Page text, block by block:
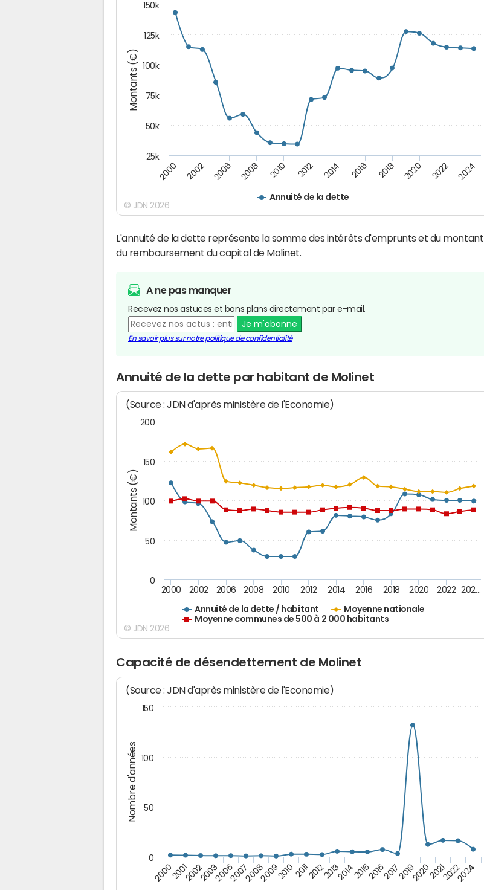
Montants (€)
Annuité de la dette
2000 2002 2006 2008 2010 2012 2014 2016 2018 2020 2022 2024
25k
50k
75k
100k
125k
150k
© JDN 2026
L'annuité de la dette représente la somme des intérêts d'emprunts et du montant
du remboursement du capital de Molinet.
A ne pas manquer
Recevez nos astuces et bons plans directement par e-mail.
Je m'abonne
En savoir plus sur notre politique de confidentialité
Annuité de la dette par habitant de Molinet
Montants (€)
(Source : JDN d'après ministère de l'Economie)
Annuité de la dette / habitant
Moyenne nationale
Moyenne communes de 500 à 2 000 habitants
2000 2002 2006 2008 2010 2012 2014 2016 2018 2020 2022 202…
0
50
100
150
200
© JDN 2026
Capacité de désendettement de Molinet
Nombre d'années
(Source : JDN d'après ministère de l'Economie)
200020012002200320062007200820092010201120122013201420152016201720192020202120222024
0
50
100
150